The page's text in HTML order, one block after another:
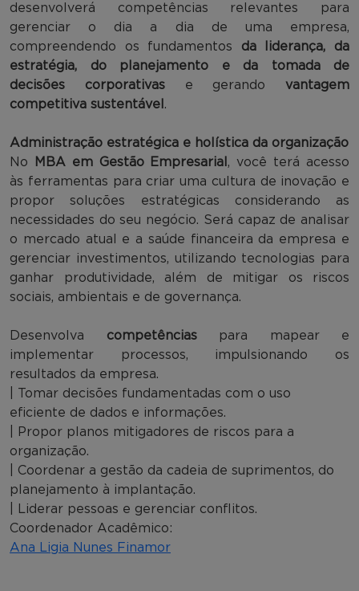
desenvolverá competências relevantes para
gerenciar o dia a dia de uma empresa,
compreendendo os fundamentos da liderança, da
estratégia, do planejamento e da tomada de
decisões corporativas e gerando vantagem
competitiva sustentável .
Administração estratégica e holística da organização
No
MBA em Gestão Empresarial , você terá acesso
às ferramentas para criar uma cultura de inovação e
propor soluções estratégicas considerando as
necessidades do seu negócio. Será capaz de analisar
o mercado atual e a saúde financeira da empresa e
gerenciar investimentos, utilizando tecnologias para
ganhar produtividade, além de mitigar os riscos
sociais, ambientais e de governança.
Desenvolva competênciaspara mapear e
implementar processos, impulsionando os
resultados da empresa.
| Tomar decisões fundamentadas com o uso
eficiente de dados e informações.
| Propor planos mitigadores de riscos para a
organização.
| Coordenar a gestão da cadeia de suprimentos, do
planejamento à implantação.
| Liderar pessoas e gerenciar conflitos.
Coordenador Acadêmico:
Ana Ligia Nunes Finamor